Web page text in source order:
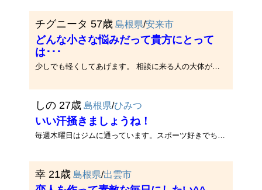
チグニータ 57歳 島根県/安来市
どんな小さな悩みだって貴方にとって
は･･･
少しでも軽くしてあげます。 相談に来る人の大体が、素晴らしい星の下の生きているのですが、上手く自分のことをわかっていな･･･
しの 27歳 島根県/ひみつ
いい汗掻きましょうね！
毎週木曜日はジムに通っています。スポーツ好きでちょっとＨですwジムと同じような感覚で定期的に私と楽しみませんか？アフター･･･
幸 21歳 島根県/出雲市